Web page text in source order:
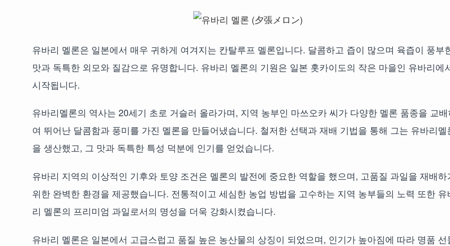
유바리 멜론은 일본에서 매우 귀하게 여겨지는 칸탈루프 멜론입니다. 달콤하고 즙이 많으며 육즙이 풍부
맛과 독특한 외모와 질감으로 유명합니다. 유바리 멜론의 기원은 일본 홋카이도의 작은 마을인 유바리에
시작됩니다.
유바리멜론의 역사는 20세기 초로 거슬러 올라가며, 지역 농부인 마쓰오카 씨가 다양한 멜론 품종을 교
여 뛰어난 달콤함과 풍미를 가진 멜론을 만들어냈습니다. 철저한 선택과 재배 기법을 통해 그는 유바리멜
을 생산했고, 그 맛과 독특한 특성 덕분에 인기를 얻었습니다.
유바리 지역의 이상적인 기후와 토양 조건은 멜론의 발전에 중요한 역할을 했으며, 고품질 과일을 재배하
위한 완벽한 환경을 제공했습니다. 전통적이고 세심한 농업 방법을 고수하는 지역 농부들의 노력 또한 유
리 멜론의 프리미엄 과일로서의 명성을 더욱 강화시켰습니다.
유바리 멜론은 일본에서 고급스럽고 품질 높은 농산물의 상징이 되었으며, 인기가 높아짐에 따라 명품 선